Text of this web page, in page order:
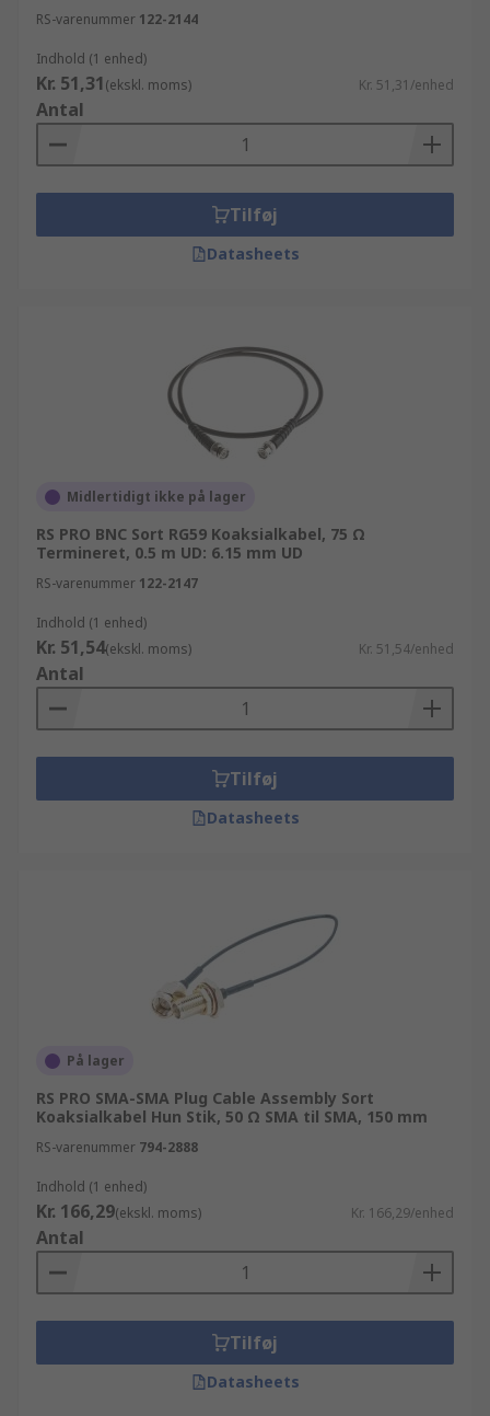
RS-varenummer 122-2144
Indhold (1 enhed)
Kr. 51,31(ekskl. moms) Kr. 51,31/enhed
Antal
Tilføj
Datasheets
Midlertidigt ikke på lager
RS PRO BNC Sort RG59 Koaksialkabel, 75 Ω
Termineret, 0.5 m UD: 6.15 mm UD
RS-varenummer 122-2147
Indhold (1 enhed)
Kr. 51,54(ekskl. moms) Kr. 51,54/enhed
Antal
Tilføj
Datasheets
På lager
RS PRO SMA-SMA Plug Cable Assembly Sort
Koaksialkabel Hun Stik, 50 Ω SMA til SMA, 150 mm
RS-varenummer 794-2888
Indhold (1 enhed)
Kr. 166,29(ekskl. moms) Kr. 166,29/enhed
Antal
Tilføj
Datasheets